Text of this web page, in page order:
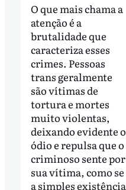
O que mais chama a
atenção é a
brutalidade que
caracteriza esses
crimes. Pessoas
trans geralmente
são vítimas de
tortura e mortes
muito violentas,
deixando evidente o
ódio e repulsa que o
criminoso sente por
sua vítima, como se
a simples existência